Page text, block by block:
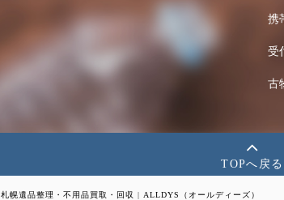
携
受
古
TOPへ戻る
札幌遺品整理・不用品買取・回収 | ALLDYS（オールディーズ）